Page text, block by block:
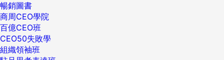
暢銷圖書
商周CEO學院
百億CEO班
CEO50失敗學
組織領袖班